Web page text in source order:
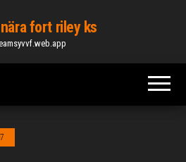
fort riley ks